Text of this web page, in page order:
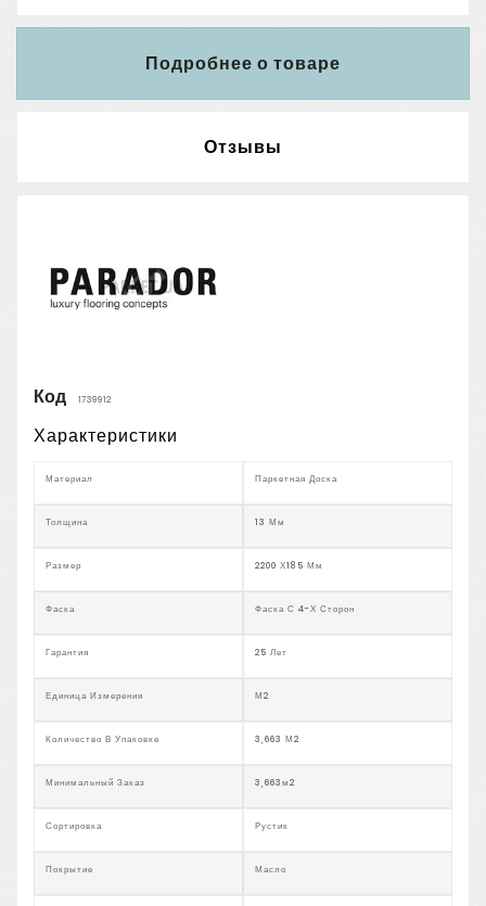
Подробнее о товаре
Отзывы
Код 1739912
Характеристики
Материал Паркетная Доска
Толщина 13 Мм
Размер 2200 Х185 Мм
Фаска Фаска С 4-Х Сторон
Гарантия 25 Лет
Единица Измерения М2
Количество В Упаковке 3,663 М2
Минимальный Заказ 3,663м2
Сортировка Рустик
Покрытие Масло